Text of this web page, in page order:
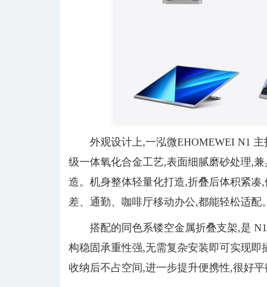
外观设计上,一泓微EHOMEWEI N1
级一体氧化合金工艺,表面细腻磨砂处理,
造。机身整体轻量化打造,折叠后体积紧
差、通勤、咖啡厅移动办公,都能轻松适配。
搭配的同色系镂空金属折叠支架,是
构稳固承重性强,无需复杂安装即可实现
收纳后不占空间,进一步提升便携性,很好